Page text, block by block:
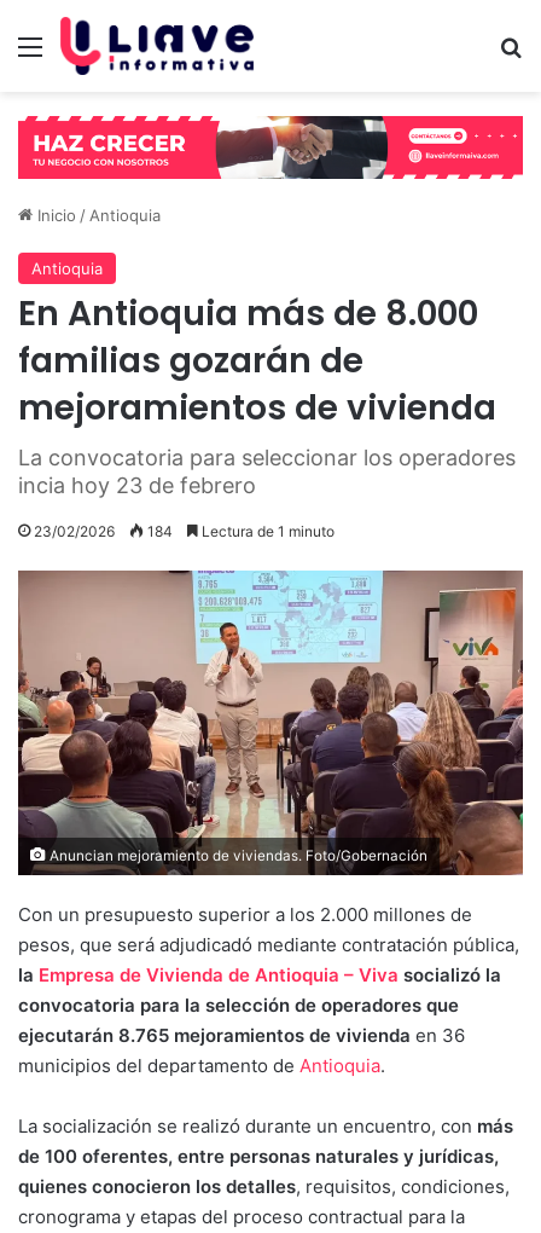
Menú
Inicio / Antioquia
Antioquia
En Antioquia más de 8.000
familias gozarán de
mejoramientos de vivienda
La convocatoria para seleccionar los operadores
incia hoy 23 de febrero
23/02/2026 184 Lectura de 1 minuto
Anuncian mejoramiento de viviendas. Foto/Gobernación
Con un presupuesto superior a los 2.000 millones de
pesos, que será adjudicadó mediante contratación pública,
la Empresa de Vivienda de Antioquia – Viva socializó la
convocatoria para la selección de operadores que
ejecutarán 8.765 mejoramientos de vivienda en 36
municipios del departamento de Antioquia.
La socialización se realizó durante un encuentro, con más
de 100 oferentes, entre personas naturales y jurídicas,
quienes conocieron los detalles, requisitos, condiciones,
cronograma y etapas del proceso contractual para la